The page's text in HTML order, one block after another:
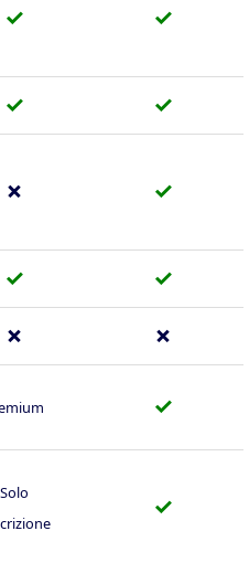
✓ ✓
✓ ✓
✗ ✓
✓ ✓
✗ ✗
✓
Solo
✓